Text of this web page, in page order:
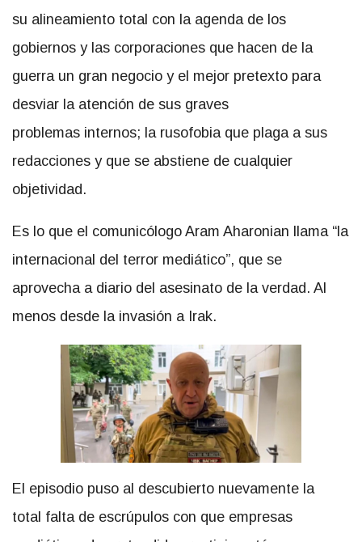
su alineamiento total con la agenda de los
gobiernos y las corporaciones que hacen de la
guerra un gran negocio y el mejor pretexto para
desviar la atención de sus graves
problemas internos; la rusofobia que plaga a sus
redacciones y que se abstiene de cualquier
objetividad.
Es lo que el comunicólogo Aram Aharonian llama “la
internacional del terror mediático”, que se
aprovecha a diario del asesinato de la verdad. Al
menos desde la invasión a Irak.
El episodio puso al descubierto nuevamente la
total falta de escrúpulos con que empresas